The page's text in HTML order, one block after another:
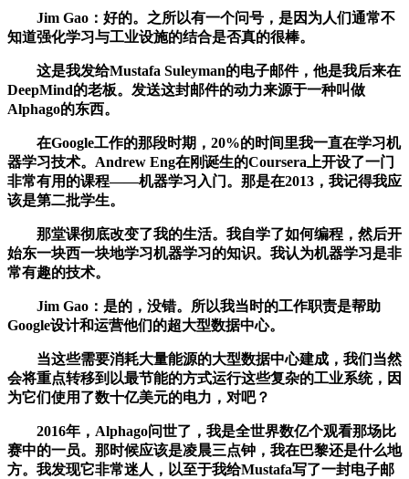
Jim Gao：好的。之所以有一个问号，是因为人们通常不
知道强化学习与工业设施的结合是否真的很棒。
这是我发给Mustafa Suleyman的电子邮件，他是我后来在
DeepMind的老板。发送这封邮件的动力来源于一种叫做
Alphago的东西。
在Google工作的那段时期，20%的时间里我一直在学习机
器学习技术。Andrew Eng在刚诞生的Coursera上开设了一门
非常有用的课程——机器学习入门。那是在2013，我记得我应
该是第二批学生。
那堂课彻底改变了我的生活。我自学了如何编程，然后开
始东一块西一块地学习机器学习的知识。我认为机器学习是非
常有趣的技术。
Jim Gao：是的，没错。所以我当时的工作职责是帮助
Google设计和运营他们的超大型数据中心。
当这些需要消耗大量能源的大型数据中心建成，我们当然
会将重点转移到以最节能的方式运行这些复杂的工业系统，因
为它们使用了数十亿美元的电力，对吧？
2016年，Alphago问世了，我是全世界数亿个观看那场比
赛中的一员。那时候应该是凌晨三点钟，我在巴黎还是什么地
方。我发现它非常迷人，以至于我给Mustafa写了一封电子邮